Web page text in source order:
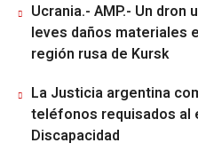
Ucrania.- AMP.- Un
leves daños materiales
región rusa de Kursk
La Justicia argentina
teléfonos requisados al
Discapacidad